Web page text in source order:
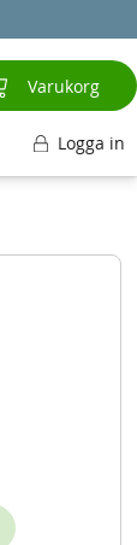
Varukorg
Logga in